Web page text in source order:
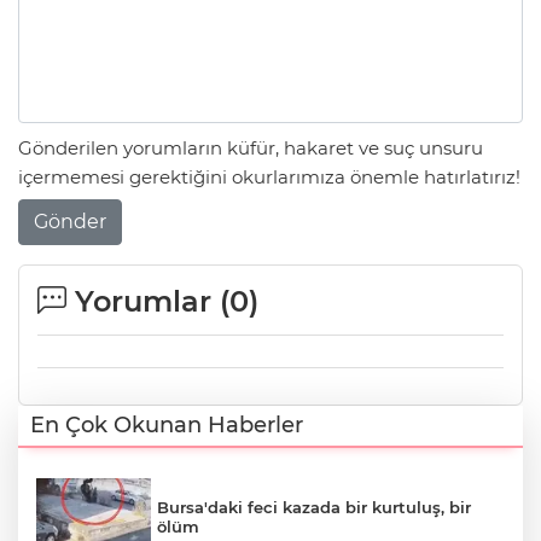
Gönderilen yorumların küfür, hakaret ve suç unsuru
içermemesi gerektiğini okurlarımıza önemle hatırlatırız!
Gönder
Yorumlar (0)
En Çok Okunan Haberler
Bursa'daki feci kazada bir kurtuluş, bir
ölüm